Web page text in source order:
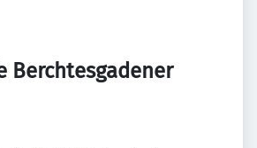
Berchtesgadener